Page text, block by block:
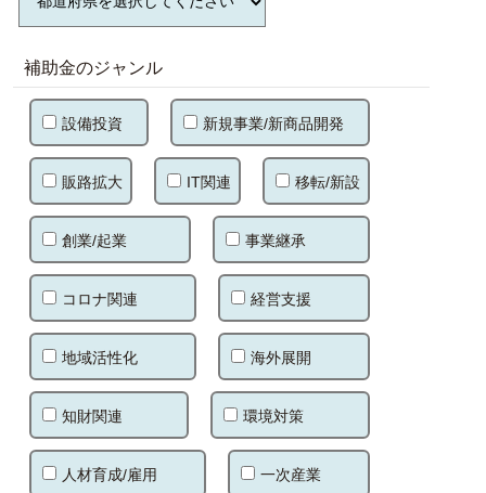
補助金のジャンル
設備投資 新規事業/新商品開発
販路拡大 IT関連 移転/新設
創業/起業 事業継承
コロナ関連 経営支援
地域活性化 海外展開
知財関連 環境対策
人材育成/雇用 一次産業